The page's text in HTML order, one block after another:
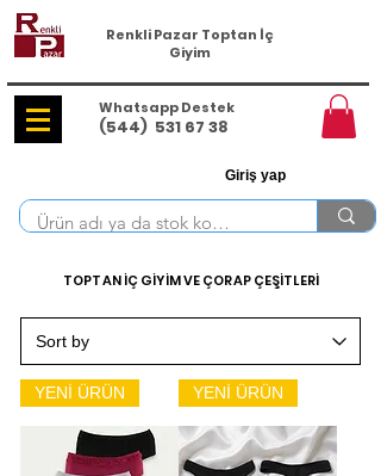
Renkli Pazar Toptan İç
Giyim
Whatsapp Destek
(544) 531 67 38
Giriş yap
TOPTAN İÇ GİYİM VE ÇORAP ÇEŞİTLERİ
YENİ ÜRÜN YENİ ÜRÜN